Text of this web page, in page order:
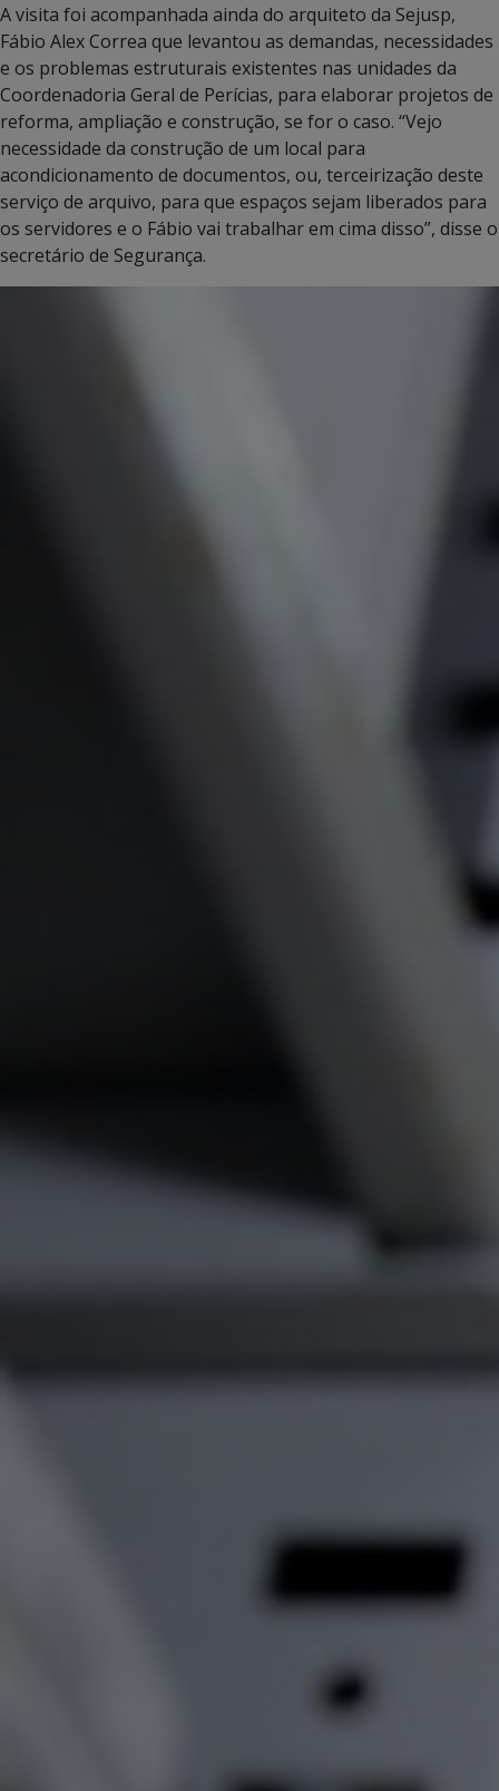
A visita foi acompanhada ainda do arquiteto da Sejusp,
Fábio Alex Correa que levantou as demandas, necessidades
e os problemas estruturais existentes nas unidades da
Coordenadoria Geral de Perícias, para elaborar projetos de
reforma, ampliação e construção, se for o caso. “Vejo
necessidade da construção de um local para
acondicionamento de documentos, ou, terceirização deste
serviço de arquivo, para que espaços sejam liberados para
os servidores e o Fábio vai trabalhar em cima disso”, disse o
secretário de Segurança.